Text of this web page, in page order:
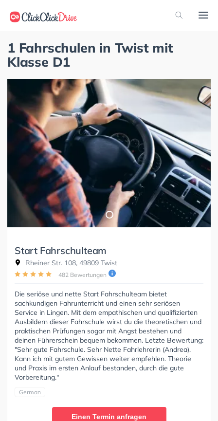
1 Fahrschulen in Twist mit
Klasse D1
Start Fahrschulteam
Rheiner Str. 108, 49809 Twist
482 Bewertungen
Die seriöse und nette Start Fahrschulteam bietet
sachkundigen Fahrunterricht und einen sehr seriösen
Service in Lingen. Mit dem empathischen und qualifizierten
Ausbildern dieser Fahrschule wirst du die theoretischen und
praktischen Prüfungen sogar mit Angst bestehen und
deinen Führerschein bequem bekommen. Letzte Bewertung:
"Sehr gute Fahrschule. Sehr Nette Fahrlehrerin (Andrea).
Kann ich mit gutem Gewissen weiter empfehlen. Theorie
und Praxis im ersten Anlauf bestanden, durch die gute
Vorbereitung."
German
Einen Termin anfragen